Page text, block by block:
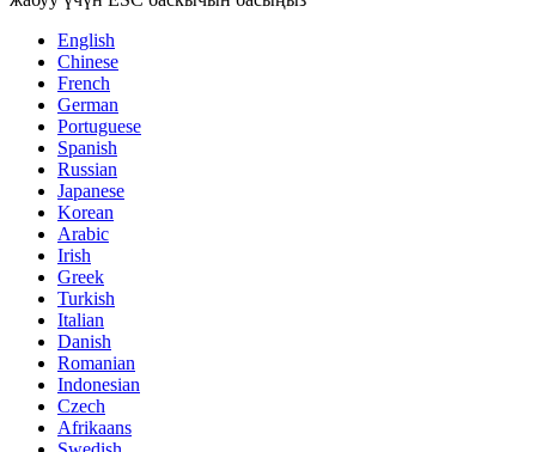
English
Chinese
French
German
Portuguese
Spanish
Russian
Japanese
Korean
Arabic
Irish
Greek
Turkish
Italian
Danish
Romanian
Indonesian
Czech
Afrikaans